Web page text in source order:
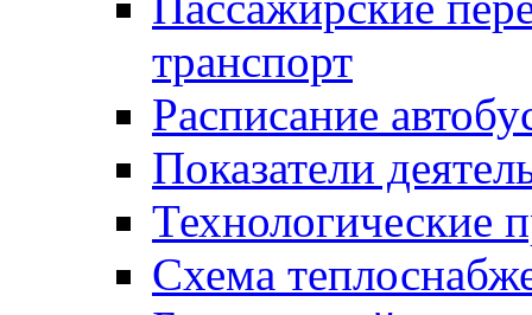
транспорт
Расписание
Показатели
Технологические
Схема